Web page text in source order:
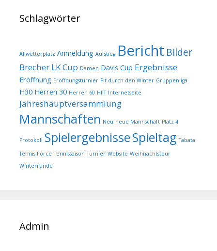
Schlagwörter
Allwetterplatz Anmeldung Aufstieg Bericht Bilder
Brecher LK Cup Damen Davis Cup Ergebnisse
Eröffnung Eröffnungsturnier Fit durch den Winter Gruppenliga
H30 Herren 30 Herren 60 HIIT Internetseite
Jahreshauptversammlung
Mannschaften Neu neue Mannschaft Platz 4
Protokoll SpielergebnisseSpieltag Tabata
Tennis Force Tennissaison Turnier Website Weihnachtstour
Winterrunde
Admin